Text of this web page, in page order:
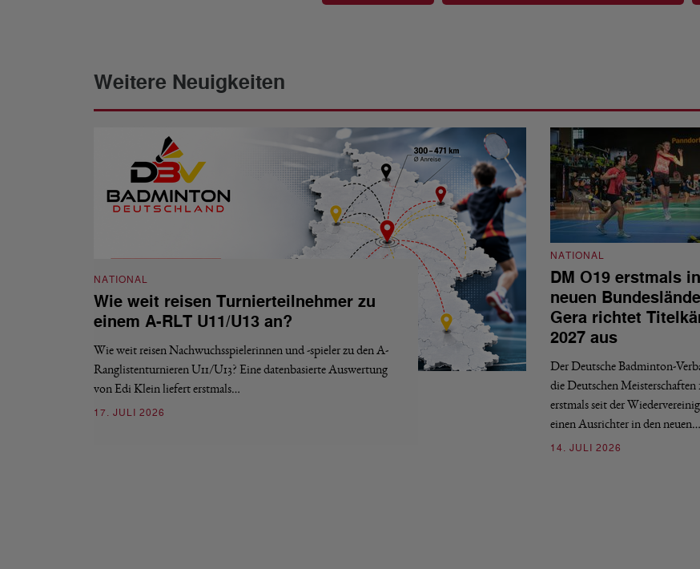
Weitere Neuigkeiten
NATIONAL
Wie weit reisen Turnierteilnehmer zu
einem A-RLT U11/U13 an?
Wie weit reisen Nachwuchsspielerinnen und -spieler zu den A-
Ranglistenturnieren U11/U13? Eine datenbasierte Auswertung
von Edi Klein liefert erstmals…
17. JULI 2026
NATIONAL
DM O19 erstmals
neuen
Gera richtet
2027 aus
Der Deutsche Badminton-
die Deutschen Meisterschaften
erstmals seit der
einen Ausrichter in den neuen…
14. JULI 2026